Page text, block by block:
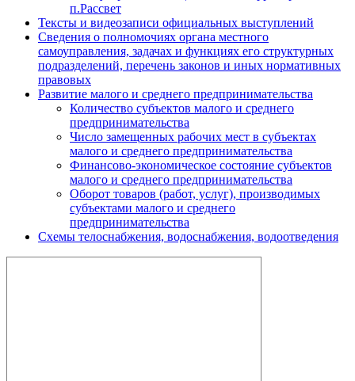
п.Рассвет
Тексты и видеозаписи официальных выступлений
Сведения о полномочиях органа местного
самоуправления, задачах и функциях его структурных
подразделений, перечень законов и иных нормативных
правовых
Развитие малого и среднего предпринимательства
Количество субъектов малого и среднего
предпринимательства
Число замещенных рабочих мест в субъектах
малого и среднего предпринимательства
Финансово-экономическое состояние субъектов
малого и среднего предпринимательства
Оборот товаров (работ, услуг), производимых
субъектами малого и среднего
предпринимательства
Схемы телоснабжения, водоснабжения, водоотведения